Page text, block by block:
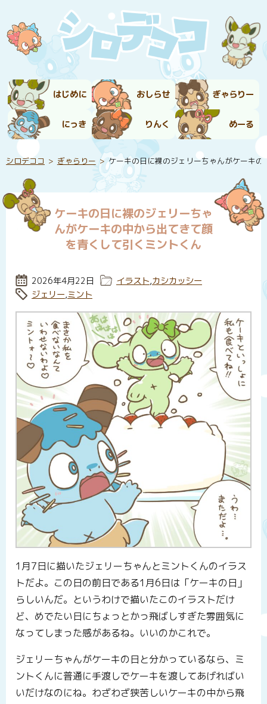
はじめに おしらせ ぎゃらりー
にっき りんく めーる
シロデココ ぎゃらりー ケーキの日に裸のジェリーちゃんがケーキ
ケーキの日に裸のジェリーちゃ
んがケーキの中から出てきて顔
を青くして引くミントくん
投稿日:
2026年4月22日 カテゴリー:
イラスト,カシカッシー
タグ:
ジェリー,ミント
1月7日に描いたジェリーちゃんとミントくんのイラス
トだよ。この日の前日である1月6日は「ケーキの日」
らしいんだ。というわけで描いたこのイラストだけ
ど、めでたい日にちょっとかっ飛ばしすぎた雰囲気に
なってしまった感があるね。いいのかこれで。
ジェリーちゃんがケーキの日と分かっているなら、ミ
ントくんに普通に手渡しでケーキを渡してあげればい
いだけなのにね。わざわざ狭苦しいケーキの中から飛